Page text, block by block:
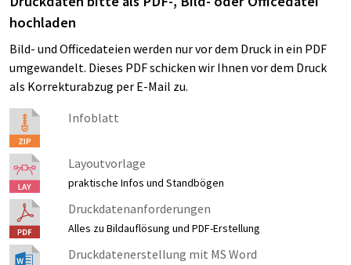
hochladen
Bild- und Officedateien werden nur vor dem Druck in ein PDF
umgewandelt. Dieses PDF schicken wir Ihnen vor dem Druck
als Korrekturabzug per E-Mail zu.
Infoblatt
Layoutvorlage
praktische Infos und Standbögen
Druckdatenanforderungen
Alles zu Bildauflösung und PDF-Erstellung
Druckdatenerstellung mit MS Word